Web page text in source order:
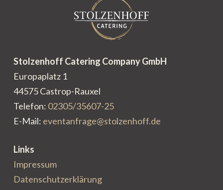
Stolzenhoff Catering Company GmbH
Europaplatz 1
44575 Castrop-Rauxel
Telefon: 02305/35607-25
E-Mail: eventanfrage@stolzenhoff.de
Links
Impressum
Datenschutzerklärung